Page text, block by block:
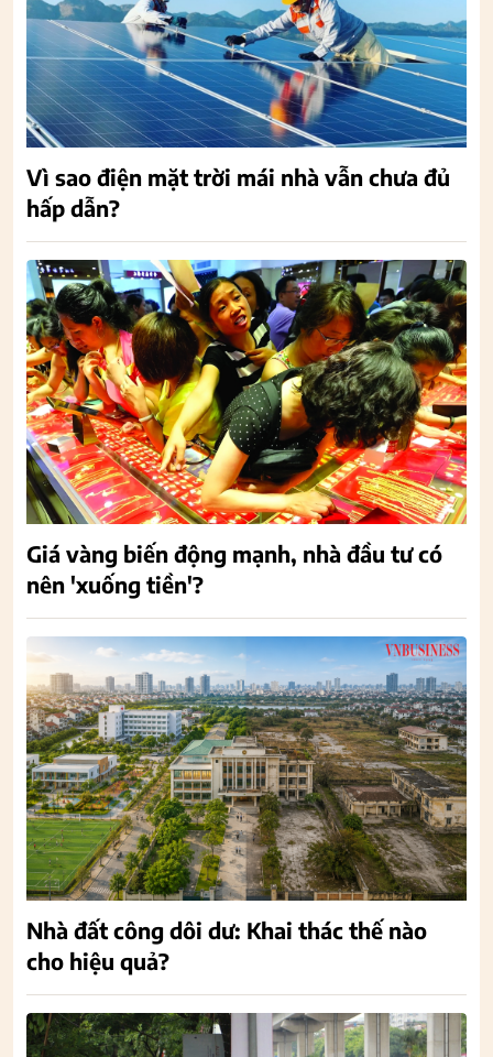
Vì sao điện mặt trời mái nhà vẫn chưa đủ
hấp dẫn?
Giá vàng biến động mạnh, nhà đầu tư có
nên 'xuống tiền'?
Nhà đất công dôi dư: Khai thác thế nào
cho hiệu quả?